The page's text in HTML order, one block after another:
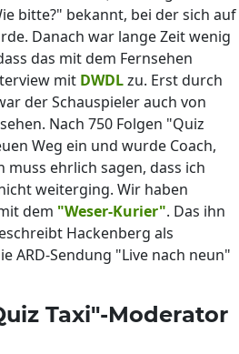
bitte?" bekannt, bei der sich auf
Danach war lange Zeit wenig
das mit dem Fernsehen
mit DWDLzu. Erst durch
der Schauspieler auch von
Nach 750 Folgen "Quiz
Weg ein und wurde Coach,
ehrlich sagen, dass ich
weiterging. Wir haben
dem "Weser-Kurier". Das ihn
Hackenberg als
ARD-Sendung "Live nach neun"
Taxi"-Moderator